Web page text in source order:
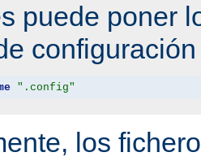
puede poner
".config"
los